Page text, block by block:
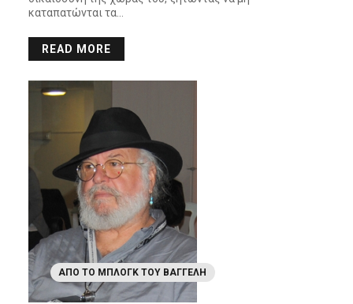
καταπατώνται τα…
READ MORE
ΑΠΌ ΤΟ ΜΠΛΟΓΚ ΤΟΥ ΒΑΓΓΈΛΗ